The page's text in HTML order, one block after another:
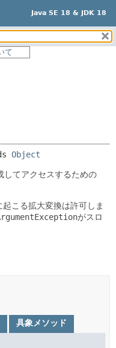
Java SE 18 & JDK 18
リー:
ネスト済
フィールド
コンストラクタ
て
Object
してアクセスするための
こる拡大変換は許可しま
がスロ
具象メソッド